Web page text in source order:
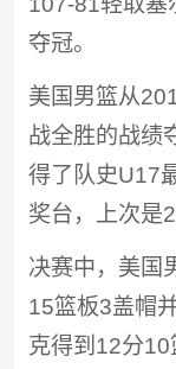
夺冠。
美国男篮从
战全胜的战绩
得了队史U17
奖台，上次是
决赛中，美国
15篮板3盖帽
克得到12分10